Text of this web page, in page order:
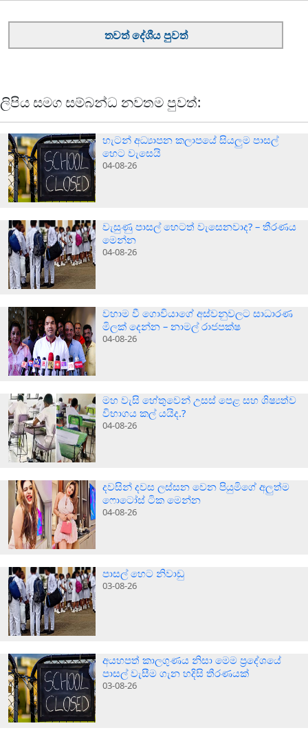
තවත් දේශීය පුවත්
ලිපිය සමග සම්බන්ධ නවතම පුවත්:
හැටන් අධ්‍යාපන කලාපයේ සියලුම පාසල්
හෙට වැසෙයි
04-08-26
වැසුණු පාසල් හෙටත් වැසෙනවාද? – තීරණය
මෙන්න
04-08-26
වහාම වී ගොවියාගේ අස්වනුවලට සාධාරණ
මිලක් දෙන්න – නාමල් රාජපක්ෂ
04-08-26
මහ වැසි හේතුවෙන් උසස් පෙළ සහ ශිෂ්‍යත්ව
විභාගය කල් යයිද.?
04-08-26
දවසින් දවස ලස්සන වෙන පියුමිගේ අලුත්ම
ෆොටෝස් ටික මෙන්න
04-08-26
පාසල් හෙට නිවාඩු
03-08-26
අයහපත් කාලගුණය නිසා මෙම ප්‍රදේශයේ
පාසල් වැසීම ගැන හදිසි තීරණයක්
03-08-26